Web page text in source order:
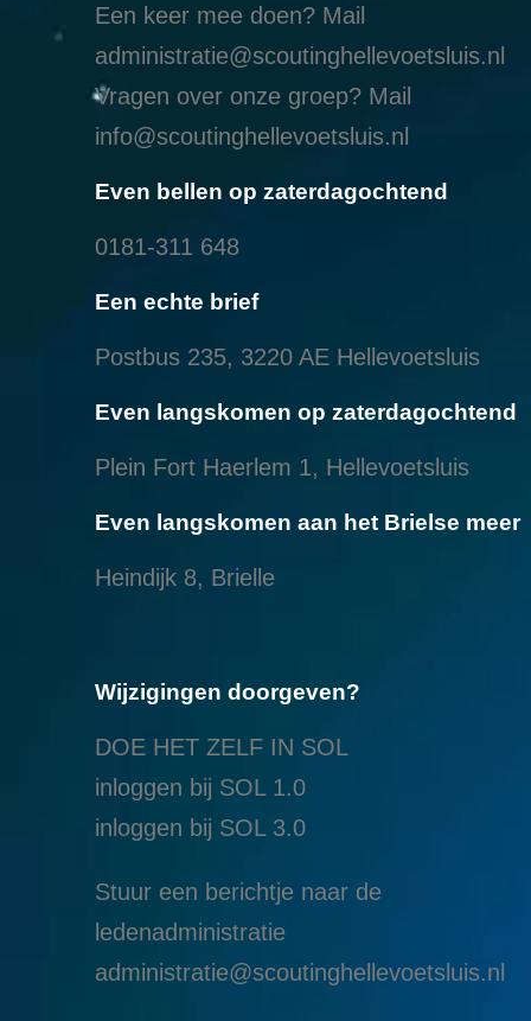
Een keer mee doen? Mail
administratie@scoutinghellevoetsluis.nl
Vragen over onze groep? Mail
info@scoutinghellevoetsluis.nl
Even bellen op zaterdagochtend
0181-311 648
Een echte brief
Postbus 235, 3220 AE Hellevoetsluis
Even langskomen op zaterdagochtend
Plein Fort Haerlem 1, Hellevoetsluis
Even langskomen aan het Brielse meer
Heindijk 8, Brielle
Wijzigingen doorgeven?
DOE HET ZELF IN SOL
inloggen bij SOL 1.0
inloggen bij SOL 3.0
Stuur een berichtje naar de
ledenadministratie
administratie@scoutinghellevoetsluis.nl